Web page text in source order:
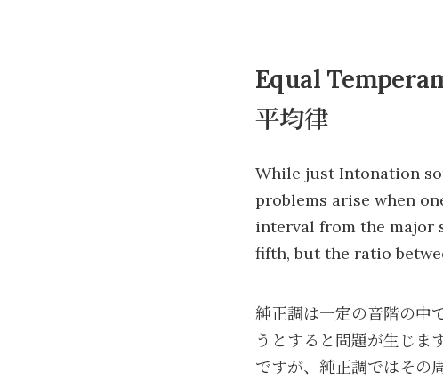
Equal
平均律
While just Intonation
problems arise when
interval from the major
fifth, but the ratio
純正調は一定の音階の中
うとすると問題が生じま
ですが、純正調ではその